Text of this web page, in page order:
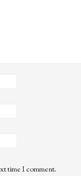
time I comment.